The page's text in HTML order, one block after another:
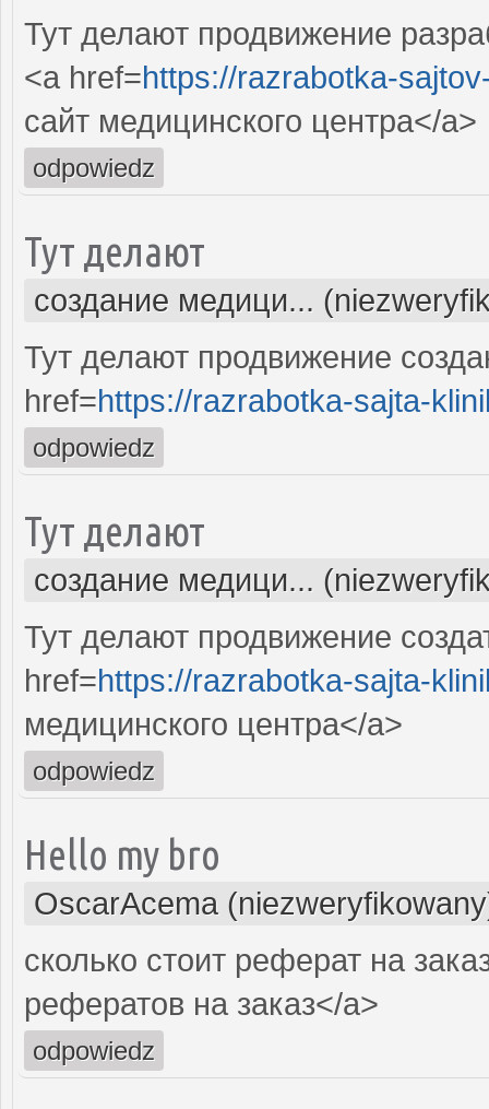
Тут делают продвижение
<a href=https://razrabotka-
сайт медицинского центра</a>
odpowiedz
Тут делают
создание медици...
Тут делают продвижение
href=https://razrabotka-sajta-
odpowiedz
Тут делают
создание медици...
Тут делают продвижение
href=https://razrabotka-sajta-
медицинского центра</a>
odpowiedz
Hello my bro
OscarAcema
сколько стоит реферат на
рефератов на заказ</a>
odpowiedz